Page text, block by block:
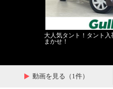
大人気タント！タント
まかせ！
動画を見る（1件）